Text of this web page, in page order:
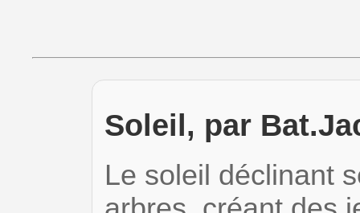
Soleil, par
Le soleil déclinant